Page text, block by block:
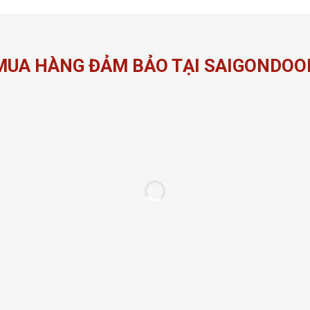
HÀNG ĐẢM BẢO TẠI